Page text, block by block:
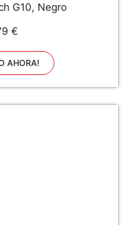
G10, Negro
€
AHORA!